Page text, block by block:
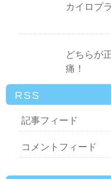
カイロプ
どちらが
痛！
RSS
記事フィード
コメントフィード